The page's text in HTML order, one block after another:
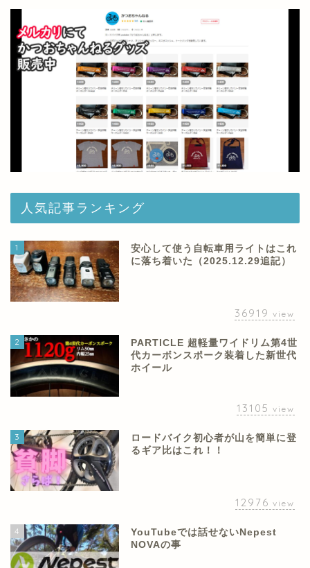
人気記事ランキング
1
安心して使う自転車用ライトはこれ
に落ち着いた（2025.12.29追記）
36919 view
2
PARTICLE 超軽量ワイドリム第4世
代カーボンスポーク装着した新世代
ホイール
13105 view
3
ロードバイク初心者が山を簡単に登
るギア比はこれ！！
12976 view
4
YouTubeでは話せないNepest
NOVAの事